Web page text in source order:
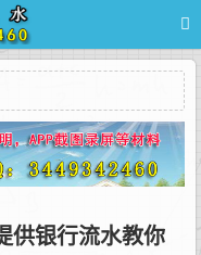
供银行流水教你